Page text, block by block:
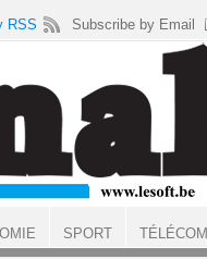
RSS Subscribe by Email
SPORT TÉLÉCOM